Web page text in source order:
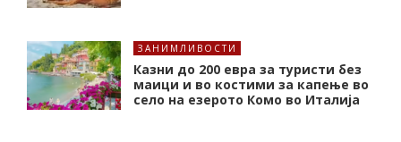
ЗАНИМЛИВОСТИ
Казни до 200 евра за туристи без
маици и во костими за капење во
село на езерото Комо во Италија